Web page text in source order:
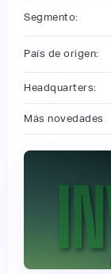
Segmento:
País de origen:
Headquarters:
Más novedades